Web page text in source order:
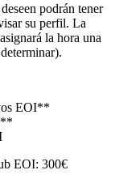
podrán tener
su perfil. La
la hora una
EOI**
EOI: 300€